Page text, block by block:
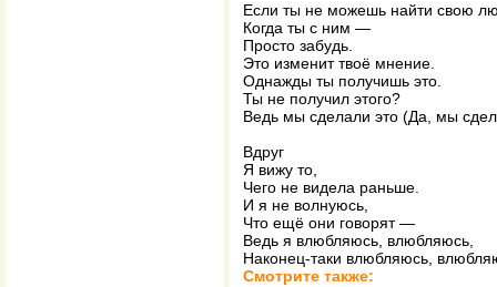
Если ты не можешь найти свою
Когда ты с ним —
Просто забудь.
Это изменит твоё мнение.
Однажды ты получишь это.
Ты не получил этого?
Ведь мы сделали это (Да, мы
Вдруг
Я вижу то,
Чего не видела раньше.
И я не волнуюсь,
Что ещё они говорят —
Ведь я влюбляюсь, влюбляюсь,
Наконец-таки влюбляюсь,
Смотрите также: